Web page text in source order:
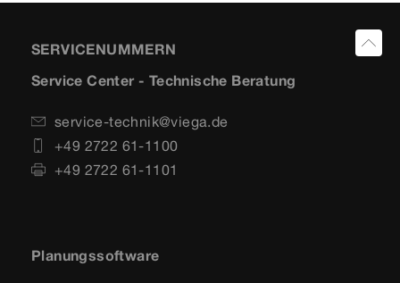
SERVICENUMMERN
Service Center - Technische Beratung
service-technik@viega.de
+49 2722 61-1100
+49 2722 61-1101
Planungssoftware